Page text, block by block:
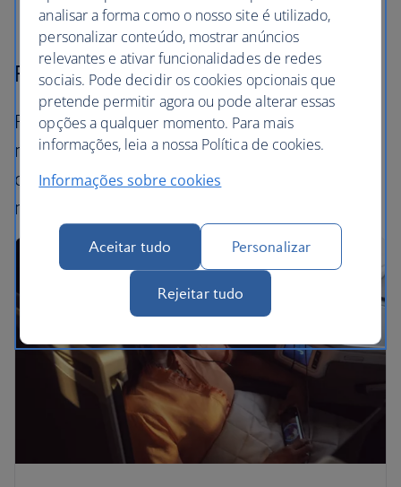
Fazer um upgrade ao seu voo
Pronto para levar o seu voo para o próximo
nível? Descubra como atualizar o seu tipo de
cabina antes de voar. Saiba mais sobre as
nossas
analisar a forma como o nosso site é utilizado,
personalizar conteúdo, mostrar anúncios
relevantes e ativar funcionalidades de redes
sociais. Pode decidir os cookies opcionais que
pretende permitir agora ou pode alterar essas
opções a qualquer momento. Para mais
informações, leia a nossa Política de cookies.
Informações sobre cookies
Aceitar tudo Personalizar
Rejeitar tudo